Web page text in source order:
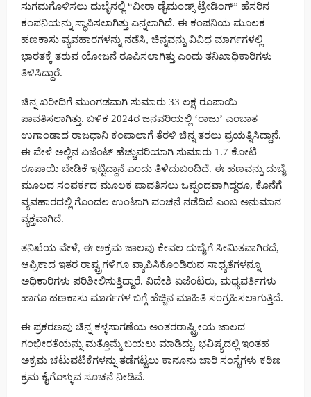
ಸುಗಮಗೊಳಿಸಲು ದುಬೈನಲ್ಲಿ “ವೀರಾ ಡೈಮಂಡ್ಸ್ ಟ್ರೇಡಿಂಗ್” ಹೆಸರಿನ
ಕಂಪನಿಯನ್ನು ಸ್ಥಾಪಿಸಲಾಗಿತ್ತು ಎನ್ನಲಾಗಿದೆ. ಈ ಕಂಪನಿಯ ಮೂಲಕ
ಹಣಕಾಸು ವ್ಯವಹಾರಗಳನ್ನು ನಡೆಸಿ, ಚಿನ್ನವನ್ನು ವಿವಿಧ ಮಾರ್ಗಗಳಲ್ಲಿ
ಭಾರತಕ್ಕೆ ತರುವ ಯೋಜನೆ ರೂಪಿಸಲಾಗಿತ್ತು ಎಂದು ತನಿಖಾಧಿಕಾರಿಗಳು
ತಿಳಿಸಿದ್ದಾರೆ.
ಚಿನ್ನ ಖರೀದಿಗೆ ಮುಂಗಡವಾಗಿ ಸುಮಾರು 33 ಲಕ್ಷ ರೂಪಾಯಿ
ಪಾವತಿಸಲಾಗಿತ್ತು. ಬಳಿಕ 2024ರ ಜನವರಿಯಲ್ಲಿ ‘ರಾಜು’ ಎಂಬಾತ
ಉಗಾಂಡಾದ ರಾಜಧಾನಿ ಕಂಪಾಲಾಗೆ ತೆರಳಿ ಚಿನ್ನ ತರಲು ಪ್ರಯತ್ನಿಸಿದ್ದಾನೆ.
ಈ ವೇಳೆ ಅಲ್ಲಿನ ಏಜೆಂಟ್ ಹೆಚ್ಚುವರಿಯಾಗಿ ಸುಮಾರು 1.7 ಕೋಟಿ
ರೂಪಾಯಿ ಬೇಡಿಕೆ ಇಟ್ಟಿದ್ದಾನೆ ಎಂದು ತಿಳಿದುಬಂದಿದೆ. ಈ ಹಣವನ್ನು ದುಬೈ
ಮೂಲದ ಸಂಪರ್ಕದ ಮೂಲಕ ಪಾವತಿಸಲು ಒಪ್ಪಂದವಾಗಿದ್ದರೂ, ಕೊನೆಗೆ
ವ್ಯವಹಾರದಲ್ಲಿ ಗೊಂದಲ ಉಂಟಾಗಿ ವಂಚನೆ ನಡೆದಿದೆ ಎಂಬ ಅನುಮಾನ
ವ್ಯಕ್ತವಾಗಿದೆ.
ತನಿಖೆಯ ವೇಳೆ, ಈ ಅಕ್ರಮ ಜಾಲವು ಕೇವಲ ದುಬೈಗೆ ಸೀಮಿತವಾಗಿರದೆ,
ಆಫ್ರಿಕಾದ ಇತರ ರಾಷ್ಟ್ರಗಳಿಗೂ ವ್ಯಾಪಿಸಿಕೊಂಡಿರುವ ಸಾಧ್ಯತೆಗಳನ್ನೂ
ಅಧಿಕಾರಿಗಳು ಪರಿಶೀಲಿಸುತ್ತಿದ್ದಾರೆ. ವಿದೇಶಿ ಏಜೆಂಟರು, ಮಧ್ಯವರ್ತಿಗಳು
ಹಾಗೂ ಹಣಕಾಸು ಮಾರ್ಗಗಳ ಬಗ್ಗೆ ಹೆಚ್ಚಿನ ಮಾಹಿತಿ ಸಂಗ್ರಹಿಸಲಾಗುತ್ತಿದೆ.
ಈ ಪ್ರಕರಣವು ಚಿನ್ನ ಕಳ್ಳಸಾಗಣೆಯ ಅಂತರರಾಷ್ಟ್ರೀಯ ಜಾಲದ
ಗಂಭೀರತೆಯನ್ನು ಮತ್ತೊಮ್ಮೆ ಬಯಲು ಮಾಡಿದ್ದು, ಭವಿಷ್ಯದಲ್ಲಿ ಇಂತಹ
ಅಕ್ರಮ ಚಟುವಟಿಕೆಗಳನ್ನು ತಡೆಗಟ್ಟಲು ಕಾನೂನು ಜಾರಿ ಸಂಸ್ಥೆಗಳು ಕಠಿಣ
ಕ್ರಮ ಕೈಗೊಳ್ಳುವ ಸೂಚನೆ ನೀಡಿವೆ.